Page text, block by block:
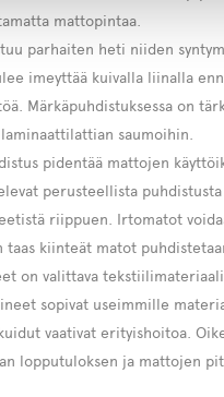
mattopintaa.
parhaiten heti niiden
imeyttää kuivalla liinalla
Märkäpuhdistuksessa on
saumoihin.
pidentää mattojen
perusteellista puhdistusta
riippuen. Irtomatot
taas kiinteät matot
on valittava
sopivat useimmille
vaativat erityishoitoa.
lopputuloksen ja mattojen